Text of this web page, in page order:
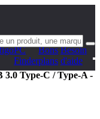
PC
Finder
Bons
plans
Besoin
d'aide
3.0 Type-C / Type-A -